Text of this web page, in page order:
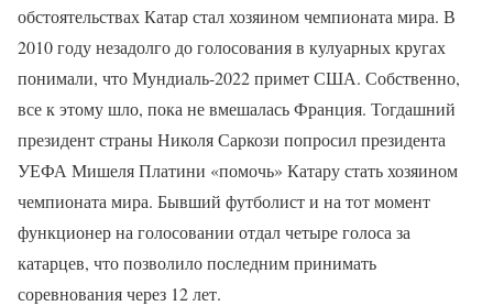
обстоятельствах Катар стал хозяином чемпионата мира. В
2010 году незадолго до голосования в кулуарных кругах
понимали, что Мундиаль-2022 примет США. Собственно,
все к этому шло, пока не вмешалась Франция. Тогдашний
президент страны Николя Саркози попросил президента
УЕФА Мишеля Платини «помочь» Катару стать хозяином
чемпионата мира. Бывший футболист и на тот момент
функционер на голосовании отдал четыре голоса за
катарцев, что позволило последним принимать
соревнования через 12 лет.